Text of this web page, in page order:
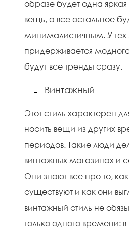
образе будет одна яркая
вещь, а все остальное
минималистичным. У тех
придерживается
будут все тренды сразу.
Винтажный
Этот стиль характерен
носить вещи из других
периодов. Такие люди
винтажных магазинах и
Они знают все про то,
существуют и как они
винтажный стиль не
только одного времени: